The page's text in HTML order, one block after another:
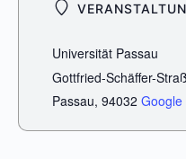
Universität Passau
Gottfried-Schäffer-
Passau, 94032